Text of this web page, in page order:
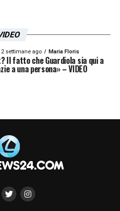
2 settimane ago Maria Floris
Il fatto che Guardiola sia qui a
a una persona» – VIDEO